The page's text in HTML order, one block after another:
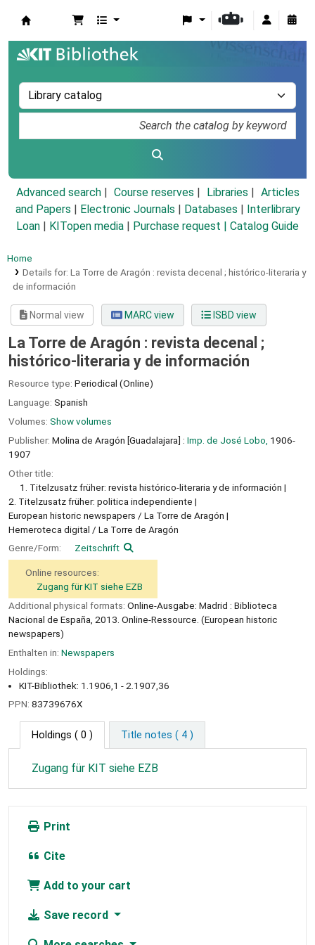
Advanced search Course reserves Libraries
Articles
and Papers
Electronic Journals Databases
Interlibrary
Loan
KITopen media Purchase request | Catalog Guide
Home
Details for: La Torre de Aragón : revista decenal ; histórico-literaria y
de información
Normal view MARC view ISBD view
La Torre de Aragón : revista decenal ;
histórico-literaria y de información
Resource type: Periodical (Online)
Language: Spanish
Volumes: Show volumes
Publisher: Molina de Aragón [Guadalajara] : Imp. de José Lobo, 1906-
1907
Other title:
1. Titelzusatz früher: revista histórico-literaria y de información
2. Titelzusatz früher: politica independiente
European historic newspapers / La Torre de Aragón
Hemeroteca digital / La Torre de Aragón
Genre/Form:
Zeitschrift
Online resources:
Zugang für KIT siehe EZB
Additional physical formats: Online-Ausgabe: Madrid : Biblioteca
Nacional de España, 2013. Online-Ressource. (European historic
newspapers)
Enthalten in: Newspapers
Holdings:
KIT-Bibliothek: 1.1906,1 - 2.1907,36
PPN: 83739676X
Holdings ( 0 ) Title notes ( 4 )
Zugang für KIT siehe EZB
Print
Cite
Add to your cart
Save record